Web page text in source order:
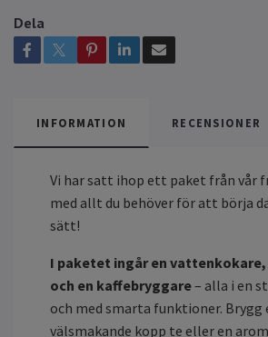
Dela
INFORMATION RECENSIONER
Vi har satt ihop ett paket från vår
med allt du behöver för att börja
sätt!
I paketet ingår en
och en kaffebryggare– alla i en
och med smarta funktioner. Brygg
välsmakande kopp te eller en